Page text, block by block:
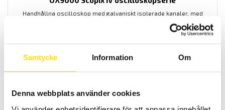
Samtycke Information Om
Denna webbplats använder cookies
Handhållna oscilloskop med galvaniskt isolerade kanaler, med
OX9302-BUS har även BUS-analys, för analys av de vanligast
förekommande databussarna. Med kommunikatione med ethernet,
WiFi och USB kommunikation samt inbyggd webbserver. Även
mjukvara för PC ingår.
28,900.00kr–59,500.00krPrisintervall:
59,500.00 kr
LÄS MER